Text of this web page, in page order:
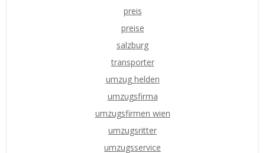
preis
preise
salzburg
transporter
umzug helden
umzugsfirma
umzugsfirmen wien
umzugsritter
umzugsservice